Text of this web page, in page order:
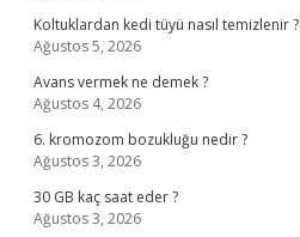
Koltuklardan kedi tüyü nasıl temizlenir ?
Ağustos 5, 2026
Avans vermek ne demek ?
Ağustos 4, 2026
6. kromozom bozukluğu nedir ?
Ağustos 3, 2026
30 GB kaç saat eder ?
Ağustos 3, 2026